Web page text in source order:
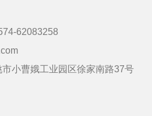
62083258
市小曹娥工业园区徐家南路37号